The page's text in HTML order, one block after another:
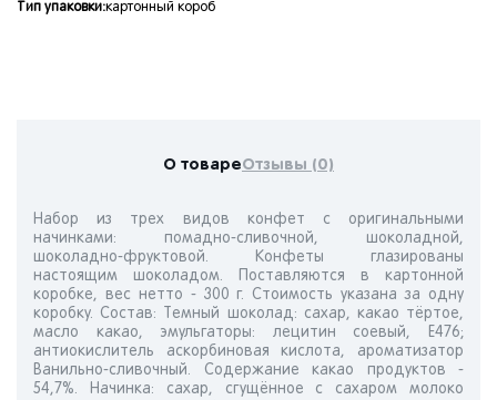
Тип упаковки:картонный короб
О товареОтзывы (0)
Набор из трех видов конфет с оригинальными
начинками: помадно-сливочной, шоколадной,
шоколадно-фруктовой. Конфеты глазированы
настоящим шоколадом. Поставляются в картонной
коробке, вес нетто - 300 г. Стоимость указана за одну
коробку. Состав: Темный шоколад: сахар, какао тёртое,
масло какао, эмульгаторы: лецитин соевый, Е476;
антиокислитель аскорбиновая кислота, ароматизатор
Ванильно-сливочный. Содержание какао продуктов -
54,7%. Начинка: сахар, сгущённое с сахаром молоко